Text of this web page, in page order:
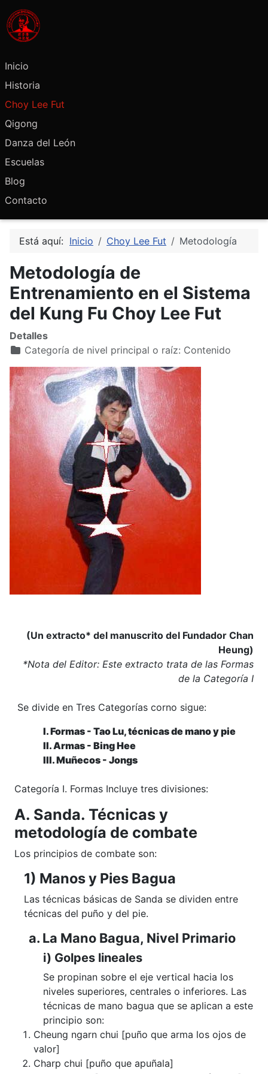
Inicio
Historia
Choy Lee Fut
Qigong
Danza del León
Escuelas
Blog
Contacto
Está aquí: Inicio Choy Lee Fut Metodología
Metodología de
Entrenamiento en el Sistema
del Kung Fu Choy Lee Fut
Detalles
Categoría de nivel principal o raíz: Contenido
(Un extracto* del manuscrito del Fundador Chan
Heung)
*Nota del Editor: Este extracto trata de las Formas
de la Categoría I
Se divide en Tres Categorías corno sigue:
I. Formas - Tao Lu, técnicas de mano y pie
II. Armas - Bing Hee
III. Muñecos - Jongs
Categoría I. Formas Incluye tres divisiones:
A. Sanda. Técnicas y
metodología de combate
Los principios de combate son:
1) Manos y Pies Bagua
Las técnicas básicas de Sanda se dividen entre
técnicas del puño y del pie.
a. La Mano Bagua, Nivel Primario
i) Golpes lineales
Se propinan sobre el eje vertical hacia los
niveles superiores, centrales o inferiores. Las
técnicas de mano bagua que se aplican a este
principio son:
Cheung ngarn chui [puño que arma los ojos de
valor]
Charp chui [puño que apuñala]